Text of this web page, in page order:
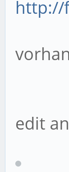
http://
edit